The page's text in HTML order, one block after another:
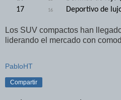
17
16 Deportivo de
Los SUV compactos han
liderando el mercado con
PabloHT
Compartir